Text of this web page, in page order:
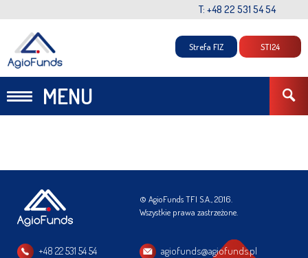
T: +48 22 531 54 54
MENU
Strefa FIZ STI24
© AgioFunds TFI S.A., 2016.
Wszystkie prawa zastrzeżone.
+48 22 531 54 54 agiofunds@agiofunds.pl